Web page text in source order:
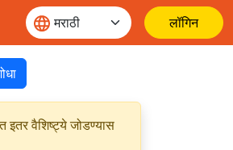
लॉगिन
इतर वैशिष्ट्ये जोडण्यास